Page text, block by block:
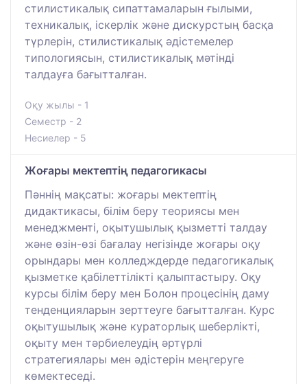
стилистикалық сипаттамаларын ғылыми,
техникалық, іскерлік және дискурстың басқа
түрлерін, стилистикалық әдістемелер
типологиясын, стилистикалық мәтінді
талдауға бағытталған.
Оқу жылы - 1
Семестр - 2
Несиелер - 5
Жоғары мектептің педагогикасы
Пәннің мақсаты: жоғары мектептің
дидактикасы, білім беру теориясы мен
менеджменті, оқытушылық қызметті талдау
және өзін-өзі бағалау негізінде жоғары оқу
орындары мен колледждерде педагогикалық
қызметке қабілеттілікті қалыптастыру. Оқу
курсы білім беру мен Болон процесінің даму
тенденцияларын зерттеуге бағытталған. Курс
оқытушылық және кураторлық шеберлікті,
оқыту мен тәрбиелеудің әртүрлі
стратегиялары мен әдістерін меңгеруге
көмектеседі.